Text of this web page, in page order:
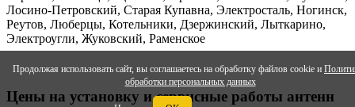
Продолжая использовать сайт, вы соглашаетесь на обработку файлов cookie и
обработки персональных данных
Лосино-Петровский, Старая Купавна, Электросталь, Ногинск,
Реутов, Люберцы, Котельники, Дзержинский, Лыткарино,
Электроугли, Жуковский, Раменское
Цены на установку и сервисные работы антенн